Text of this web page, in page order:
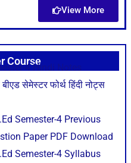
View More
Course
4 Hindi Notes
सेमेस्टर फोर्थ हिंदी नोट्स
Semester-4 Previous
Paper PDF Download
Semester-4 Syllabus